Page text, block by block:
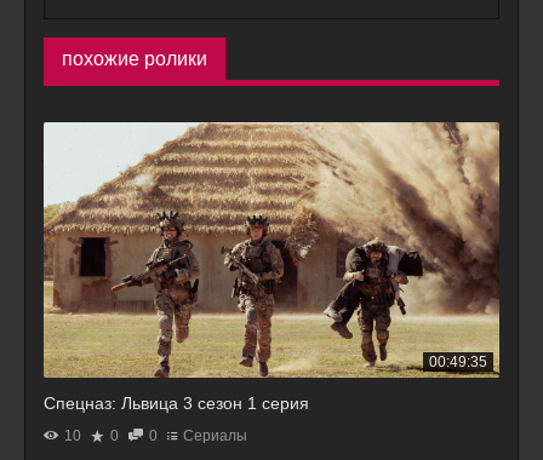
похожие ролики
00:49:35
Спецназ: Львица 3 сезон 1 серия
10 0 0 Сериалы